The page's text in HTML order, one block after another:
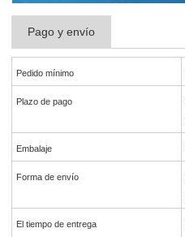
Pago y envío
Pedido mínimo
Plazo de pago
Embalaje
Forma de envío
El tiempo de entrega